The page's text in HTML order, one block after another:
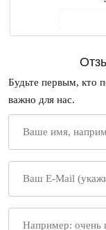
Будьте первым, кто
важно для нас.